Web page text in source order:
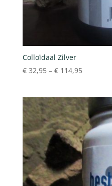
Colloïdaal Zilver
€32,95– €114,95